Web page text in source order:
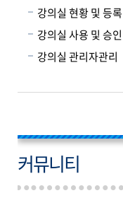
강의실 현황 및 등록
강의실 사용 및 승인
강의실 관리자관리
커뮤니티